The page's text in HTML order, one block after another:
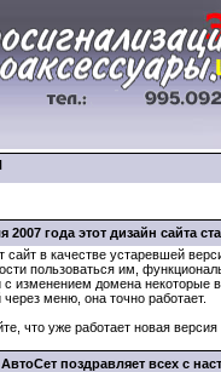
2007 года этот дизайн сайта
сайт в качестве устаревшей
пользоваться им,
с изменением домена некоторые
через меню, она точно работает.
что уже работает новая
поздравляет всех с